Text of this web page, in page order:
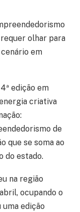
olhar para
em
edição em
criativa
de
que se soma ao
do estado.
na região
ocupando o
edição